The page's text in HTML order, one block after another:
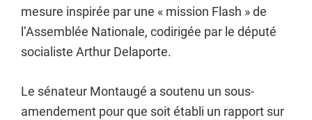
mesure inspirée par une « mission Flash » de
l’Assemblée Nationale, codirigée par le député
socialiste Arthur Delaporte.
Le sénateur Montaugé a soutenu un sous-
amendement pour que soit établi un rapport sur